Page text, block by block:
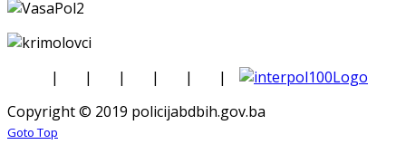
| | | | |
|
Copyright © 2019 policijabdbih.gov.ba
Goto Top